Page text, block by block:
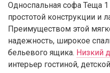
Односпальная софа Теща 1
простотой конструкции и
Преимуществом этой
надежность, широкое
бельевого ящика. Низкий
интерьер гостиной,